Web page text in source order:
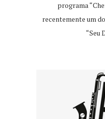
programa
recentemente um
“Seu